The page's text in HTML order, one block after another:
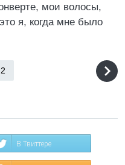
мои волосы,
я, когда мне было
2
В Твиттере